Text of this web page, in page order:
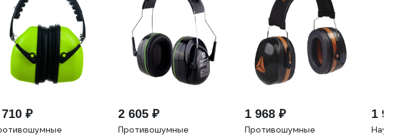
₽ 2 605 ₽
Противошумные
1 968 ₽
Противошумные
1